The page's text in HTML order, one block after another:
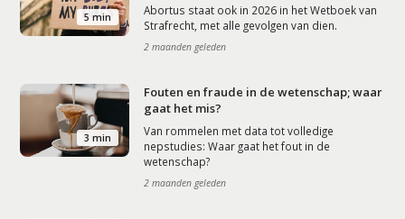
5 min
Abortus staat ook in 2026 in het Wetboek van
Strafrecht, met alle gevolgen van dien.
2 maanden geleden
3 min
Fouten en fraude in de wetenschap; waar
gaat het mis?
Van rommelen met data tot volledige
nepstudies: Waar gaat het fout in de
wetenschap?
2 maanden geleden